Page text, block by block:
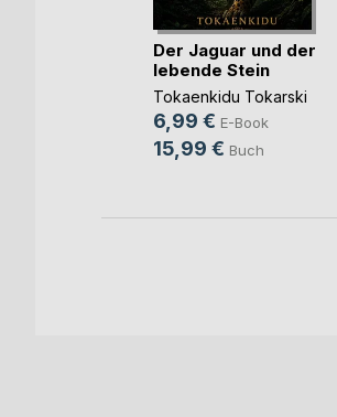
Der Jaguar und der
lebende Stein
Tokaenkidu Tokarski
6,99 € E-Book
15,99 € Buch